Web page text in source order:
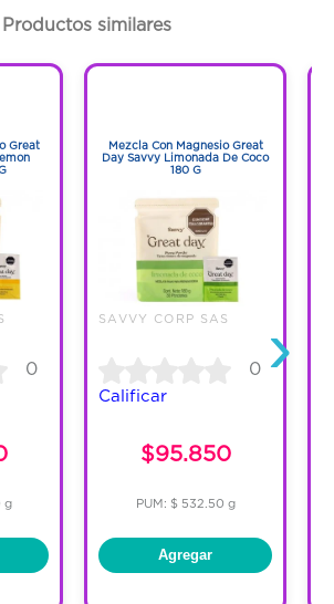
Productos similares
Great
0
g
Mezcla Con Magnesio Great
Day Savvy Limonada De Coco
180 G
SAVVY CORP SAS
0
Calificar
$95.850
PUM: $ 532.50 g
Agregar
›